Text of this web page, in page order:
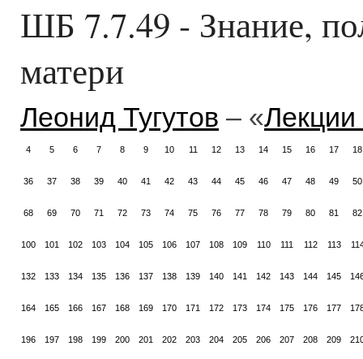
ШБ 7.7.49 - Знание,
матери
Леонид Тугутов – «
4 5 6 7 8 9 10 11 12 13 14 15 16 17 18
36 37 38 39 40 41 42 43 44 45 46 47 48 49 50
68 69 70 71 72 73 74 75 76 77 78 79 80 81 82
100 101 102 103 104 105 106 107 108 109 110 111 112 113
132 133 134 135 136 137 138 139 140 141 142 143 144 145
164 165 166 167 168 169 170 171 172 173 174 175 176 177
196 197 198 199 200 201 202 203 204 205 206 207 208 209